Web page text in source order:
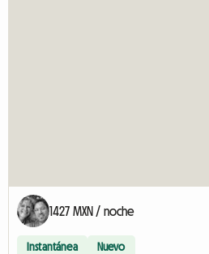
1427 MXN / noche
Instantánea Nuevo